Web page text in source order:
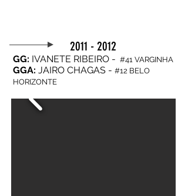
2011 - 2012
GG: IVANETE RIBEIRO - #41 VARGINHA
GGA: JAIRO CHAGAS - #12 BELO
HORIZONTE